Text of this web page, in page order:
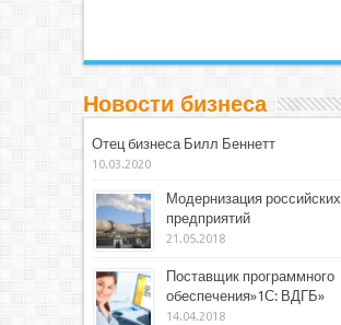
Новости бизнеса
Отец бизнеса Билл Беннетт
10.03.2020
Модернизация российских
предприятий
21.05.2018
Поставщик программного
обеспечения»1С: ВДГБ»
14.04.2018